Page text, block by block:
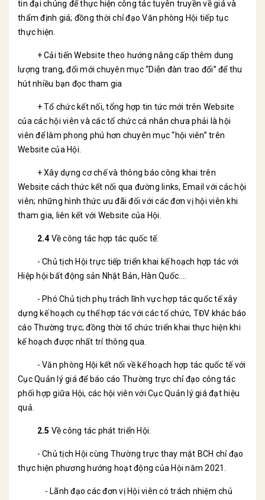
tin đại chúng để thực hiện công tác tuyên truyền về giá và
thẩm định giá; đồng thời chỉ đạo Văn phòng Hội tiếp tục
thực hiện.
+ Cải tiến Website theo hướng nâng cấp thêm dung
lượng trang, đổi mới chuyên mục “Diễn đàn trao đổi” để thu
hút nhiều bạn đọc tham gia
+ Tổ chức kết nối, tổng hợp tin tức mới trên Website
của các hội viên và các tổ chức cá nhân chưa phải là hội
viên để làm phong phú hơn chuyên mục “hội viên” trên
Website của Hội.
+ Xây dựng cơ chế và thông báo công khai trên
Website cách thức kết nối qua đường links, Email với các hội
viên; những hình thức ưu đãi đối với các đơn vị hội viên khi
tham gia, liên kết với Website của Hội.
2.4Về công tác hợp tác quốc tế.
- Chủ tịch Hội trực tiếp triển khai kế hoạch hợp tác với
Hiệp hội bất động sản Nhật Bản, Hàn Quốc....
- Phó Chủ tịch phụ trách lĩnh vực hợp tác quốc tế xây
dựng kế hoạch cụ thể hợp tác với các tổ chức, TĐV khác báo
cáo Thường trực; đồng thời tổ chức triển khai thực hiện khi
kế hoạch được nhất trí thông qua.
- Văn phòng Hội kết nối về kế hoạch hợp tác quốc tế với
Cục Quản lý giá để báo cáo Thường trực chỉ đạo công tác
phối hợp giữa Hội, các hội viên với Cục Quản lý giá đạt hiệu
quả.
2.5 Về công tác phát triển Hội.
- Chủ tịch Hội cùng Thường trực thay mặt BCH chỉ đạo
thực hiện phương hướng hoạt động của Hội năm 2021.
- Lãnh đạo các đơn vị Hội viên có trách nhiệm chủ